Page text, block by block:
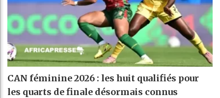
CAN féminine 2026 : les huit qualifiés pour
les quarts de finale désormais connus